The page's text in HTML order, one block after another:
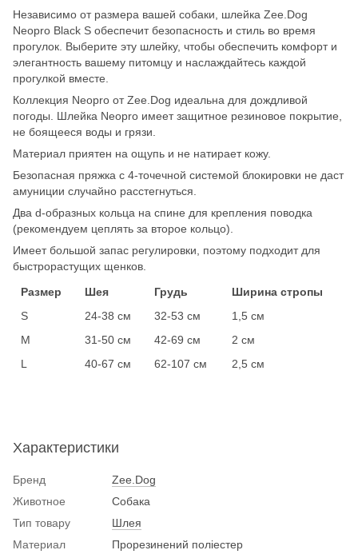
Независимо от размера вашей собаки, шлейка Zee.Dog
Neopro Black S обеспечит безопасность и стиль во время
прогулок. Выберите эту шлейку, чтобы обеспечить комфорт и
элегантность вашему питомцу и наслаждайтесь каждой
прогулкой вместе.
Коллекция Neopro от Zee.Dog идеальна для дождливой
погоды. Шлейка Neopro имеет защитное резиновое покрытие,
не боящееся воды и грязи.
Материал приятен на ощупь и не натирает кожу.
Безопасная пряжка с 4-точечной системой блокировки не даст
амуниции случайно расстегнуться.
Два d-образных кольца на спине для крепления поводка
(рекомендуем цеплять за второе кольцо).
Имеет большой запас регулировки, поэтому подходит для
быстрорастущих щенков.
Размер
Шея Грудь
Ширина стропы
S
24-38 см 32-53 см
1,5 см
M
31-50 см 42-69 см
2 см
L
40-67 см 62-107 см 2,5 см
Характеристики
Бренд
Zee.Dog
Животное
Собака
Тип товару
Шлея
Материал
Прорезинений поліестер